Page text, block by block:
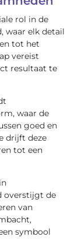
rol in de
waar elk detail
tot het
vereist
resultaat te
waar de
goed en
drijft deze
tot een
overstijgt de
van
symbool